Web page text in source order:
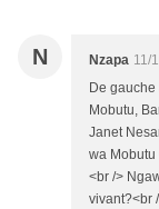
N Nzapa 11/
De
Mobutu,
Janet
wa Mobutu
<br />
vivant?<br